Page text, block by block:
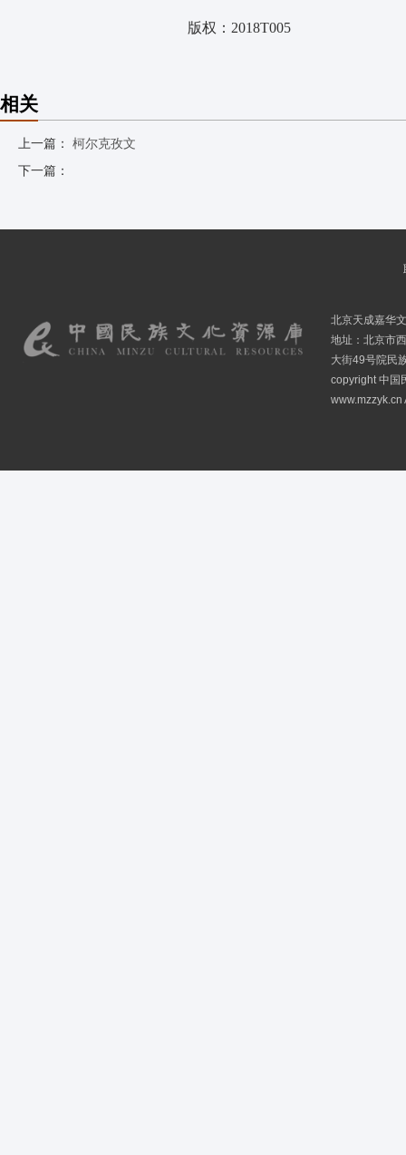
版权：2018T005
相关
上一篇： 柯尔克孜文
下一篇：
北京天成嘉华
地址：北京市
大街49号院民
copyright 中国